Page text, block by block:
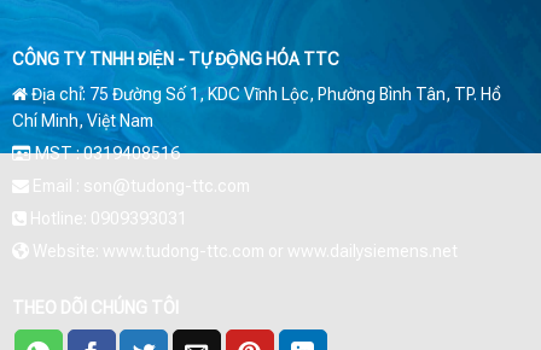
CÔNG TY TNHH ĐIỆN - TỰ ĐỘNG HÓA TTC
Địa chỉ: 75 Đường Số 1, KDC Vĩnh Lộc, Phường Bình Tân, TP. Hồ
Chí Minh, Việt Nam
MST : 0319408516
Email : son@tudong-ttc.com
Hotline: 0909393031
Website: www.tudong-ttc.com or www.dailysiemens.net
THEO DÕI CHÚNG TÔI